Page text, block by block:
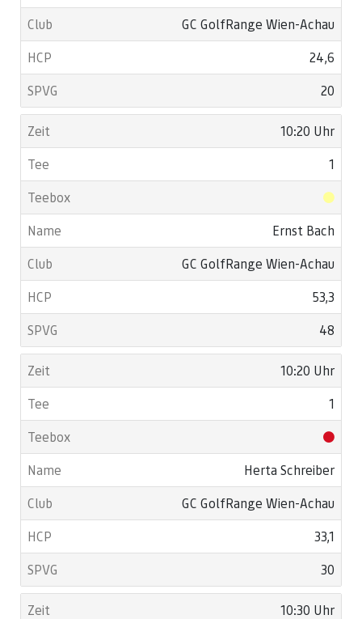
GC GolfRange Wien-Achau
24,6
20
10:20 Uhr
1
Ernst Bach
GC GolfRange Wien-Achau
53,3
48
10:20 Uhr
1
Herta Schreiber
GC GolfRange Wien-Achau
33,1
30
10:30 Uhr